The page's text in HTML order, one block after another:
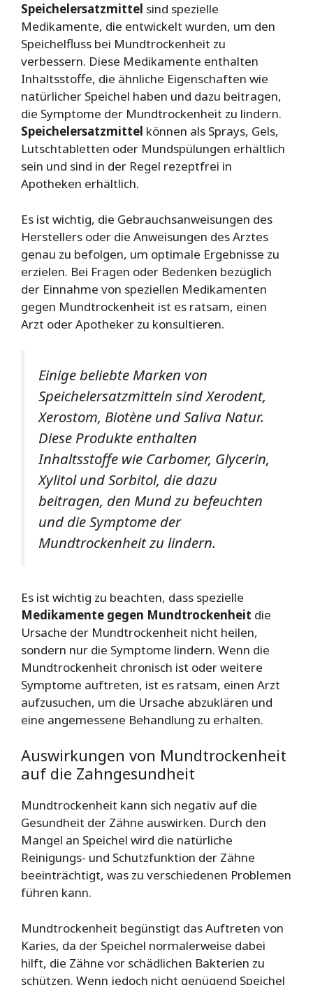
Speichelersatzmittel sind spezielle
Medikamente, die entwickelt wurden, um den
Speichelfluss bei Mundtrockenheit zu
verbessern. Diese Medikamente enthalten
Inhaltsstoffe, die ähnliche Eigenschaften wie
natürlicher Speichel haben und dazu beitragen,
die Symptome der Mundtrockenheit zu lindern.
Speichelersatzmittel können als Sprays, Gels,
Lutschtabletten oder Mundspülungen erhältlich
sein und sind in der Regel rezeptfrei in
Apotheken erhältlich.
Es ist wichtig, die Gebrauchsanweisungen des
Herstellers oder die Anweisungen des Arztes
genau zu befolgen, um optimale Ergebnisse zu
erzielen. Bei Fragen oder Bedenken bezüglich
der Einnahme von speziellen Medikamenten
gegen Mundtrockenheit ist es ratsam, einen
Arzt oder Apotheker zu konsultieren.
Einige beliebte Marken von
Speichelersatzmitteln sind Xerodent,
Xerostom, Biotène und Saliva Natur.
Diese Produkte enthalten
Inhaltsstoffe wie Carbomer, Glycerin,
Xylitol und Sorbitol, die dazu
beitragen, den Mund zu befeuchten
und die Symptome der
Mundtrockenheit zu lindern.
Es ist wichtig zu beachten, dass spezielle
Medikamente gegen Mundtrockenheit die
Ursache der Mundtrockenheit nicht heilen,
sondern nur die Symptome lindern. Wenn die
Mundtrockenheit chronisch ist oder weitere
Symptome auftreten, ist es ratsam, einen Arzt
aufzusuchen, um die Ursache abzuklären und
eine angemessene Behandlung zu erhalten.
Auswirkungen von Mundtrockenheit
auf die Zahngesundheit
Mundtrockenheit kann sich negativ auf die
Gesundheit der Zähne auswirken. Durch den
Mangel an Speichel wird die natürliche
Reinigungs- und Schutzfunktion der Zähne
beeinträchtigt, was zu verschiedenen Problemen
führen kann.
Mundtrockenheit begünstigt das Auftreten von
Karies, da der Speichel normalerweise dabei
hilft, die Zähne vor schädlichen Bakterien zu
schützen. Wenn jedoch nicht genügend Speichel